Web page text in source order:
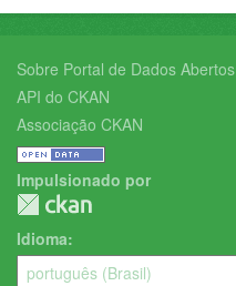
Sobre Portal de Dados
API do CKAN
Associação CKAN
Impulsionado por
Idioma